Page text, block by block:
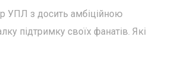
УПЛ з досить амбіційною
підтримку своїх фанатів. Які